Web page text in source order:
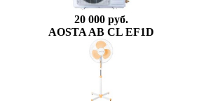
20 000 руб.
AOSTA AB CL EF1D